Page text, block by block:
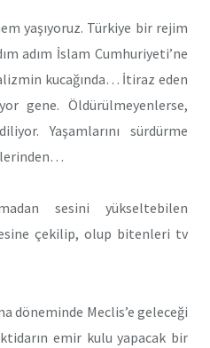
yaşıyoruz. Türkiye bir rejim
adım İslam Cumhuriyeti’ne
kucağında… İtiraz eden
gene. Öldürülmeyenlerse,
Yaşamlarını sürdürme
sesini yükseltebilen
çekilip, olup bitenleri tv
döneminde Meclis’e geleceği
iktidarın emir kulu yapacak bir